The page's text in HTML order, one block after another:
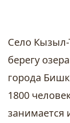
Село
берегу
города
1800
занимается